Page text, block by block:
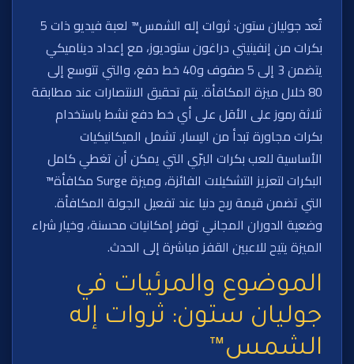
تُعد جوليان ستون: ثروات إله الشمس™ لعبة فيديو ذات 5
بكرات من إنفينيتي دراغون ستوديوز، مع إعداد ديناميكي
يتضمن 3 إلى 5 صفوف و40 خط دفع، والتي تتوسع إلى
80 خلال ميزة المكافأة. يتم تحقيق الانتصارات عند مطابقة
ثلاثة رموز على الأقل على أي خط دفع نشط باستخدام
بكرات مجاورة تبدأ من اليسار. تشمل الميكانيكيات
الأساسية للعب بكرات البرّي التي يمكن أن تغطي كامل
البكرات لتعزيز التشكيلات الفائزة، وميزة Surge مكافأة™
التي تضمن قيمة ربح دنيا عند تفعيل الجولة المكافأة.
وضعية الدوران المجاني توفر إمكانيات محسنة، وخيار شراء
الميزة يتيح للاعبين القفز مباشرة إلى الحدث.
الموضوع والمرئيات في
جوليان ستون: ثروات إله
الشمس™